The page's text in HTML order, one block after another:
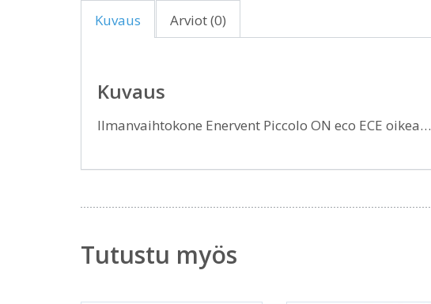
Kuvaus Arviot (0)
Kuvaus
Ilmanvaihtokone Enervent Piccolo ON eco ECE oikea…
Tutustu myös